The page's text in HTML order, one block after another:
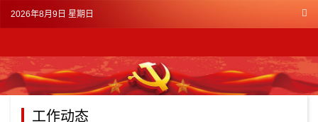
2026年8月9日 星期日
工作动态